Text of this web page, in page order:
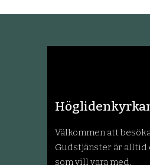
Välkommen att
Gudstjänster är alltid
som vill vara med.